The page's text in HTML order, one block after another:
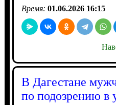
Время: 01.06.2026 16:15
В Дагестане
по подозрению в